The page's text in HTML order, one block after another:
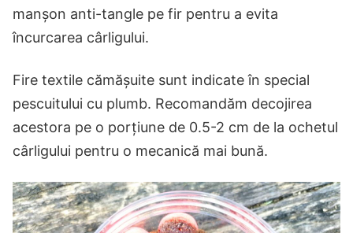
manșon anti-tangle pe fir pentru a evita
încurcarea cârligului.
Fire textile cămășuite sunt indicate în special
pescuitului cu plumb. Recomandăm decojirea
acestora pe o porțiune de 0.5-2 cm de la ochetul
cârligului pentru o mecanică mai bună.